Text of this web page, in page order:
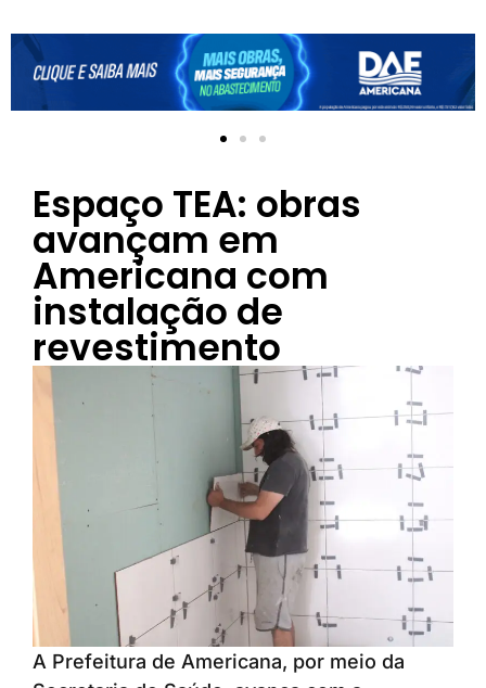
Espaço TEA: obras
avançam em
Americana com
instalação de
revestimento
A Prefeitura de Americana, por meio da